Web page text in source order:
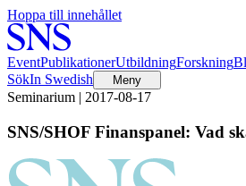
Hoppa till innehållet
EventPublikationerUtbildningForskning
SökIn Swedish Meny
Seminarium | 2017-08-17
SNS/SHOF Finanspanel: Vad